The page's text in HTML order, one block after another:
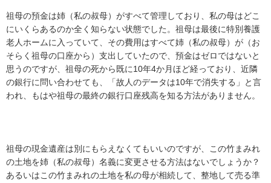
祖母の預金は姉（私の叔母）がすべて管理しており、私の母はどこ
にいくらあるのか全く知らない状態でした。祖母は最後に特別養護
老人ホームに入っていて、その費用はすべて姉（私の叔母）が（お
そらく祖母の口座から）支出していたので、預金はゼロではないと
思うのですが、祖母の死から既に10年4か月ほど経っており、近隣
の銀行に問い合わせても、「故人のデータは10年で消失する」と言
われ、もはや祖母の最終の銀行口座残高を知る方法がありません。
祖母の現金遺産は別にもらえなくてもいいのですが、この竹まみれ
の土地を姉（私の叔母）名義に変更させる方法はないでしょうか？
あるいはこの竹まみれの土地を私の母が相続して、整地して売る準